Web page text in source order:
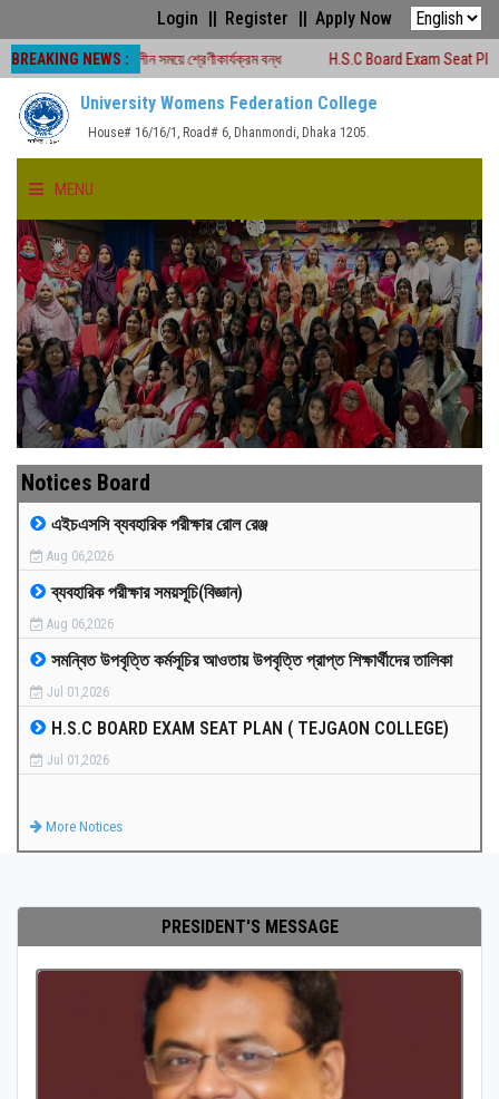
Login Register Apply Now
BREAKING NEWS :
চলাকালীন সময়ে শ্রেণীকার্যক্রম বন্ধ H.S.C Board Exam Seat Plan ( TEJGAON
University Womens Federation College
House# 16/16/1, Road# 6, Dhanmondi, Dhaka 1205.
MENU
HOME
ABOUT US
FACULTIES
ACADEMICS
GALLERY
MEDIA
PAYMENT
CO-CURRICULUM
RESULTS
Notices Board
এইচএসসি ব্যবহারিক পরীক্ষার রোল রেঞ্জ
Aug 06,2026
ব্যবহারিক পরীক্ষার সময়সূচি(বিজ্ঞান)
Aug 06,2026
সমন্বিত উপবৃত্তি কর্মসূচির আওতায় উপবৃত্তি প্রাপ্ত শিক্ষার্থীদের তালিকা
Jul 01,2026
H.S.C BOARD EXAM SEAT PLAN ( TEJGAON COLLEGE)
Jul 01,2026
More Notices
PRESIDENT'S MESSAGE